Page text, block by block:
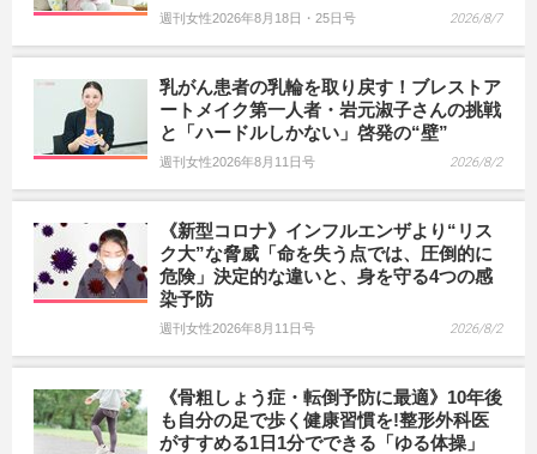
週刊女性2026年8月18日・25日号 2026/8/7
乳がん患者の乳輪を取り戻す！ブレストア
ートメイク第一人者・岩元淑子さんの挑戦
と「ハードルしかない」啓発の“壁”
週刊女性2026年8月11日号 2026/8/2
《新型コロナ》インフルエンザより“リス
ク大”な脅威「命を失う点では、圧倒的に
危険」決定的な違いと、身を守る4つの感
染予防
週刊女性2026年8月11日号 2026/8/2
《骨粗しょう症・転倒予防に最適》10年後
も自分の足で歩く健康習慣を!整形外科医
がすすめる1日1分でできる「ゆる体操」